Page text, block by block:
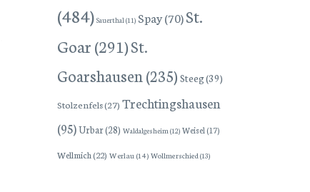
(484) Sauerthal(11) Spay(70)St.
Goar(291)St.
Goarshausen (235) Steeg(39)
Stolzenfels(27) Trechtingshausen
(95)Urbar(28) Waldalgesheim(12) Weisel (17)
Wellmich (22) Werlau (14) Wollmerschied (13)